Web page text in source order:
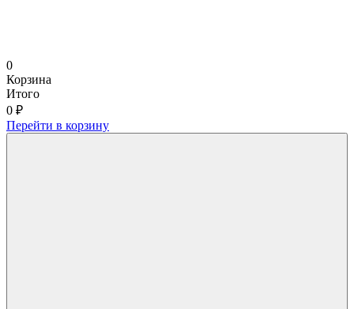
0
Корзина
Итого
0 ₽
Перейти в корзину